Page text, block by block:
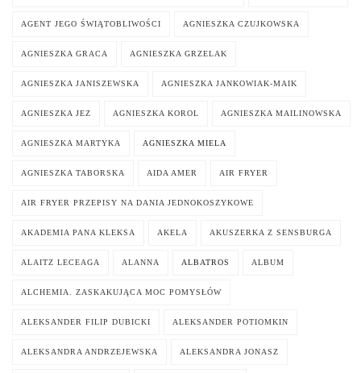
AGENT JEGO ŚWIĄTOBLIWOŚCI AGNIESZKA CZUJKOWSKA
AGNIESZKA GRACA AGNIESZKA GRZELAK
AGNIESZKA JANISZEWSKA AGNIESZKA JANKOWIAK-MAIK
AGNIESZKA JEZ AGNIESZKA KOROL AGNIESZKA MAILINOWSKA
AGNIESZKA MARTYKA AGNIESZKA MIELA
AGNIESZKA TABORSKA AIDA AMER AIR FRYER
AIR FRYER PRZEPISY NA DANIA JEDNOKOSZYKOWE
AKADEMIA PANA KLEKSA AKELA AKUSZERKA Z SENSBURGA
ALAITZ LECEAGA ALANNA ALBATROS ALBUM
ALCHEMIA. ZASKAKUJĄCA MOC POMYSŁÓW
ALEKSANDER FILIP DUBICKI ALEKSANDER POTIOMKIN
ALEKSANDRA ANDRZEJEWSKA ALEKSANDRA JONASZ